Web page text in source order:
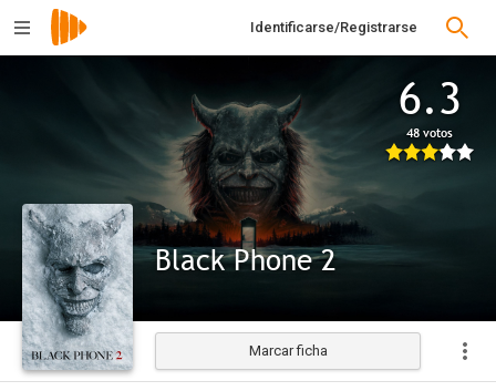
Identificarse/Registrarse
6.3
48 votos
Black Phone 2
Marcar ficha